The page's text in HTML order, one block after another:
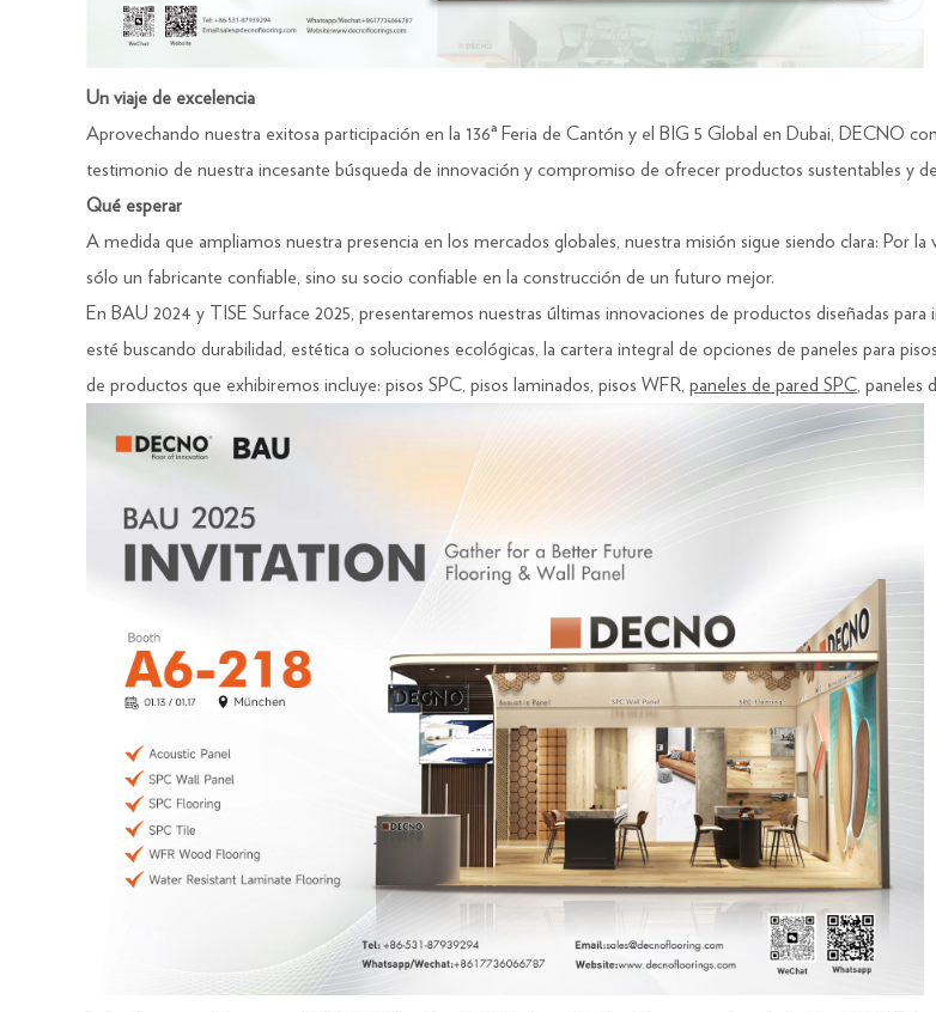
Un viaje de excelencia
Aprovechando nuestra exitosa participación en la 136ª Feria de Cantón y el BIG 5 Global en Dubai, DECNO
testimonio de nuestra incesante búsqueda de innovación y compromiso de ofrecer productos sustentables y
Qué esperar
A medida que ampliamos nuestra presencia en los mercados globales, nuestra misión sigue siendo clara: Por
sólo un fabricante confiable, sino su socio confiable en la construcción de un futuro mejor.
En BAU 2024 y TISE Surface 2025, presentaremos nuestras últimas innovaciones de productos diseñadas
esté buscando durabilidad, estética o soluciones ecológicas, la cartera integral de opciones de paneles para
de productos que exhibiremos incluye: pisos SPC, pisos laminados, pisos WFR, paneles de pared SPC , paneles